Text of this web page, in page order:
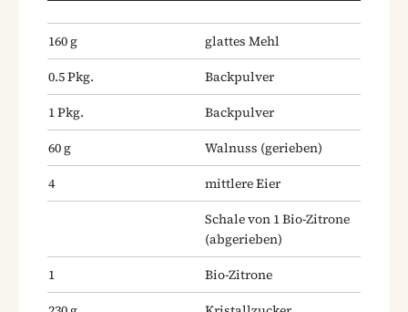
160g
glattes Mehl
0.5Pkg.
Backpulver
1Pkg.
Backpulver
60g Walnuss (gerieben)
4
mittlere Eier
Schale von 1 Bio-Zitrone
(abgerieben)
1
Bio-Zitrone